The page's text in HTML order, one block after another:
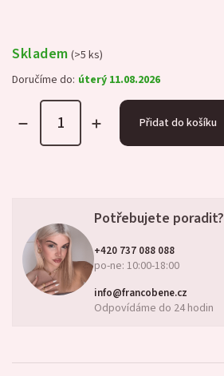
Skladem (>5 ks)
Doručíme do: úterý 11.08.2026
Přidat do košíku
Potřebujete poradit?
+420 737 088 088
po-ne: 10:00-18:00
info@francobene.cz
Odpovídáme do 24 hodin